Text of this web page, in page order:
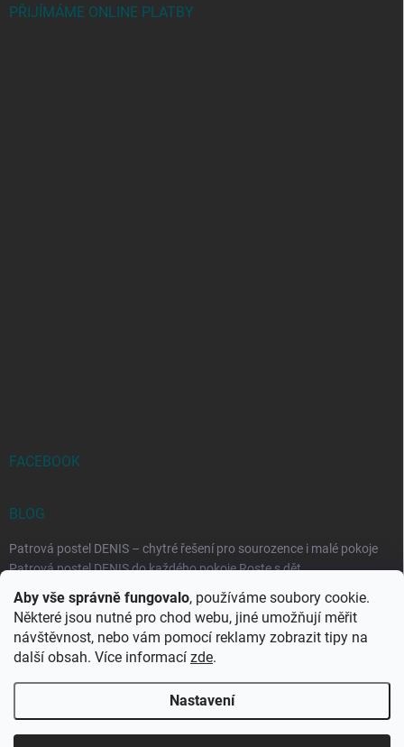
Aby vše správně fungovalo, používáme soubory cookie.
Některé jsou nutné pro chod webu, jiné umožňují měřit
návštěvnost, nebo vám pomocí reklamy zobrazit tipy na
další obsah. Více informací zde.
Nastavení
PŘIJÍMÁME ONLINE PLATBY
FACEBOOK
BLOG
Patrová postel DENIS – chytré řešení pro sourozence i malé pokoje
Patrová postel DENIS do každého pokoje Roste s dět...
Rozkládací postele RELAX – ideální řešení pro malé prostory i
každodenní spaní
Rozkládací postel, která se přizpůsobí vašemu živo...
Copyright 2026DK-obchod.cz. Všechna práva vyhrazena.Upravit